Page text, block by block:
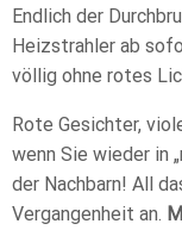
Endlich der
Heizstrahler ab
völlig ohne rotes
Rote Gesichter,
wenn Sie wieder in
der Nachbarn! All
Vergangenheit an.